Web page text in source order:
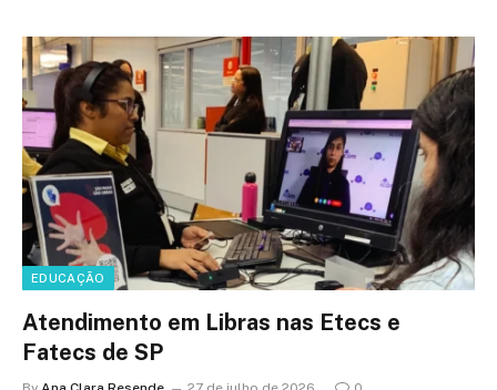
EDUCAÇÃO
Atendimento em Libras nas Etecs e
Fatecs de SP